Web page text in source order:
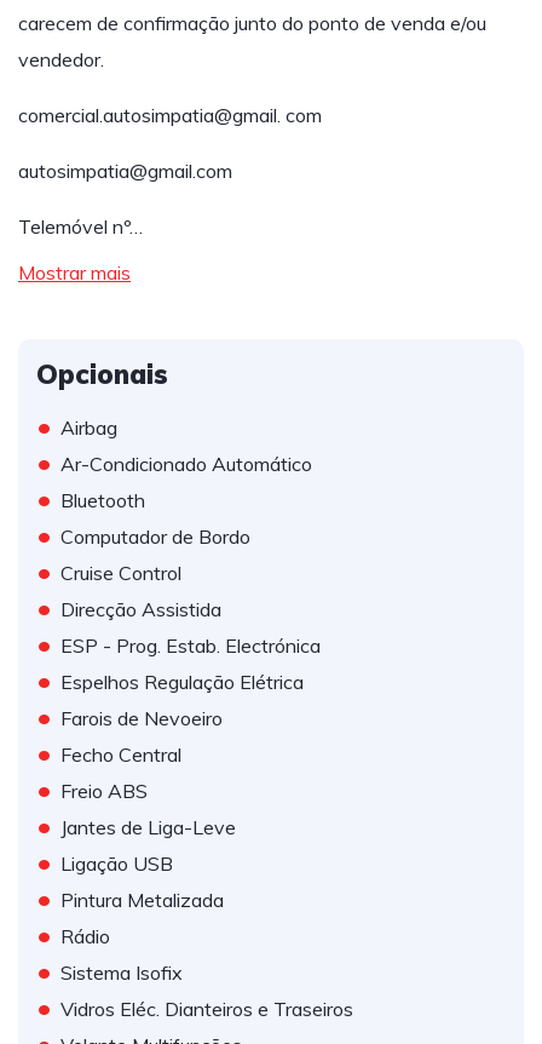
carecem de confirmação junto do ponto de venda e/ou
vendedor.
comercial.autosimpatia@gmail. com
autosimpatia@gmail.com
Telemóvel nº…
Mostrar mais
Opcionais
• Airbag
• Ar-Condicionado Automático
• Bluetooth
• Computador de Bordo
• Cruise Control
• Direcção Assistida
• ESP - Prog. Estab. Electrónica
• Espelhos Regulação Elétrica
• Farois de Nevoeiro
• Fecho Central
• Freio ABS
• Jantes de Liga-Leve
• Ligação USB
• Pintura Metalizada
• Rádio
• Sistema Isofix
• Vidros Eléc. Dianteiros e Traseiros